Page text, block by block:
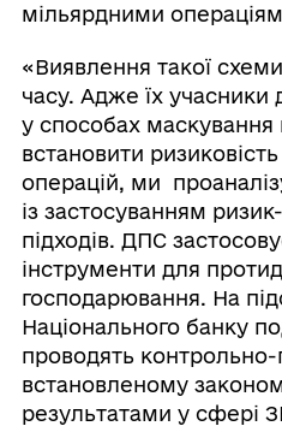
мільярдними
«Виявлення такої
часу. Адже їх учасники
у способах
встановити
операцій, ми
із застосуванням
підходів. ДПС
інструменти для
господарювання. На
Національного банку
проводять
встановленому законом
результатами у сфері